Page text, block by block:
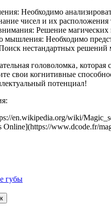
Необходимо
чисел и их расположения
Решение магических
мышления: Необходимо
нестандартных
головоломка‚
свои когнитивные
потенциал!
en.wikipedia.org/wiki/
Online](https://www.dcode.fr/
губы